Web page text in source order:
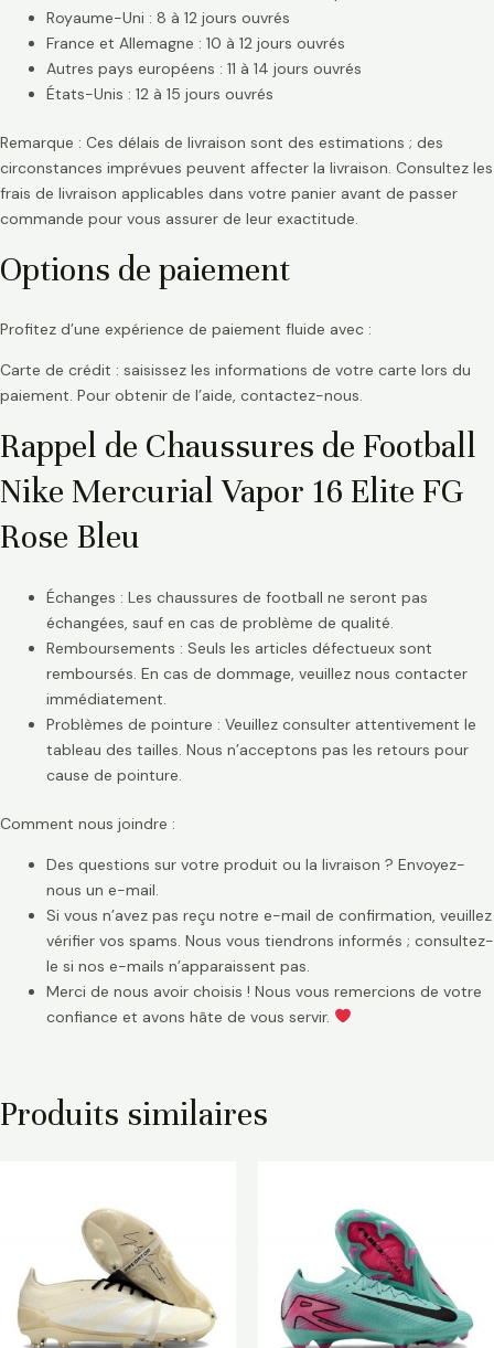
Royaume-Uni : 8 à 12 jours ouvrés
France et Allemagne : 10 à 12 jours ouvrés
Autres pays européens : 11 à 14 jours ouvrés
États-Unis : 12 à 15 jours ouvrés
Remarque : Ces délais de livraison sont des estimations ; des
circonstances imprévues peuvent affecter la livraison. Consultez les
frais de livraison applicables dans votre panier avant de passer
commande pour vous assurer de leur exactitude.
Options de paiement
Profitez d’une expérience de paiement fluide avec :
Carte de crédit : saisissez les informations de votre carte lors du
paiement. Pour obtenir de l’aide, contactez-nous.
Rappel de Chaussures de Football
Nike Mercurial Vapor 16 Elite FG
Rose Bleu
Échanges : Les chaussures de football ne seront pas
échangées, sauf en cas de problème de qualité.
Remboursements : Seuls les articles défectueux sont
remboursés. En cas de dommage, veuillez nous contacter
immédiatement.
Problèmes de pointure : Veuillez consulter attentivement le
tableau des tailles. Nous n’acceptons pas les retours pour
cause de pointure.
Comment nous joindre :
Des questions sur votre produit ou la livraison ? Envoyez-
nous un e-mail.
Si vous n’avez pas reçu notre e-mail de confirmation, veuillez
vérifier vos spams. Nous vous tiendrons informés ; consultez-
le si nos e-mails n’apparaissent pas.
Merci de nous avoir choisis ! Nous vous remercions de votre
confiance et avons hâte de vous servir.
Produits similaires